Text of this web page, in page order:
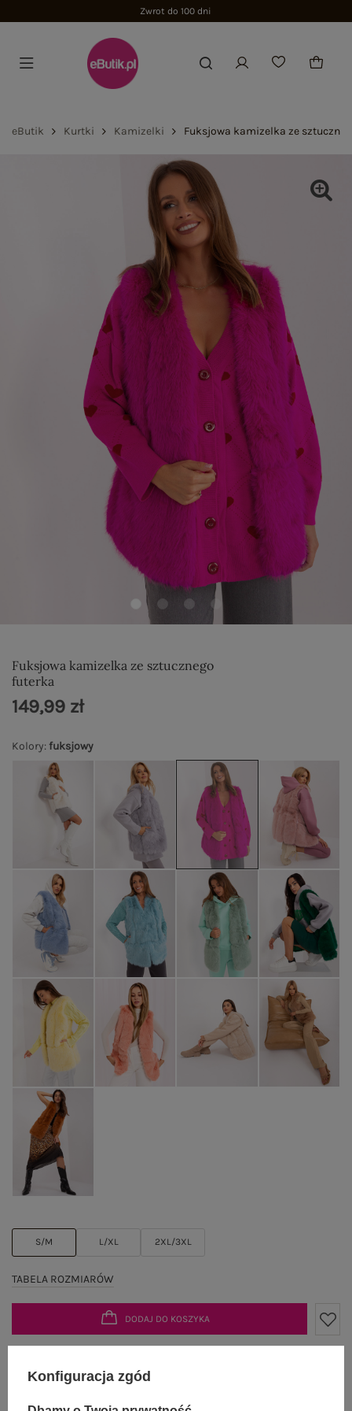
Zwrot do 100 dni
eButik Kurtki Kamizelki Fuksjowa kamizelka ze
Fuksjowa kamizelka ze sztucznego
futerka
Kolory:fuksjowy
S/M L/XL 2XL/3XL
TABELA ROZMIARÓW
149,99 zł
DODAJ DO KOSZYKA
Konfiguracja zgód